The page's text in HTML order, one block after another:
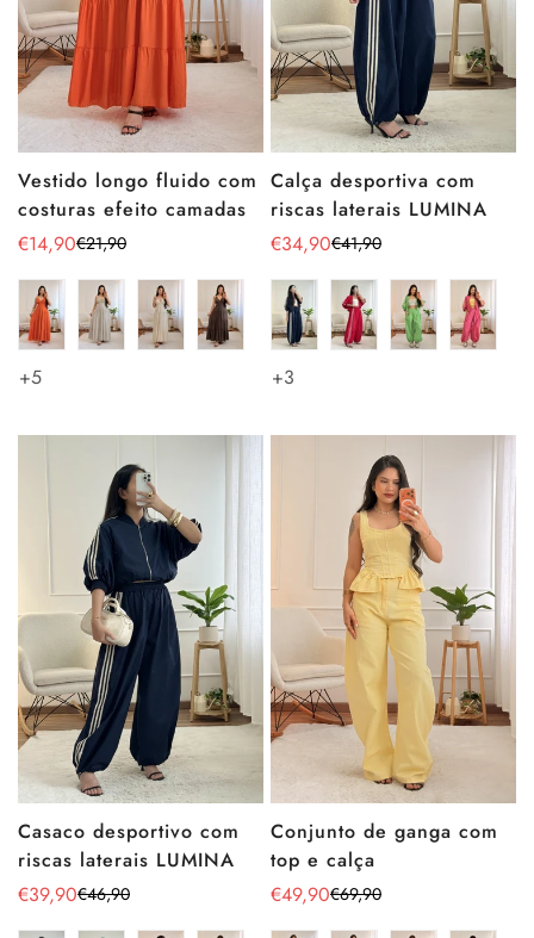
Vestido longo fluido com
costuras efeito camadas
Preço
de
venda
€14,90
Preço
regular
€21,90
+5
Calça desportiva com
riscas laterais LUMINA
Preço
de
venda
€34,90
Preço
regular
€41,90
+3
Casaco desportivo com
riscas laterais LUMINA
Preço
de
€39,90
Preço
regular
€46,90
Conjunto de ganga com
top e calça
Preço
de
€49,90
Preço
regular
€69,90